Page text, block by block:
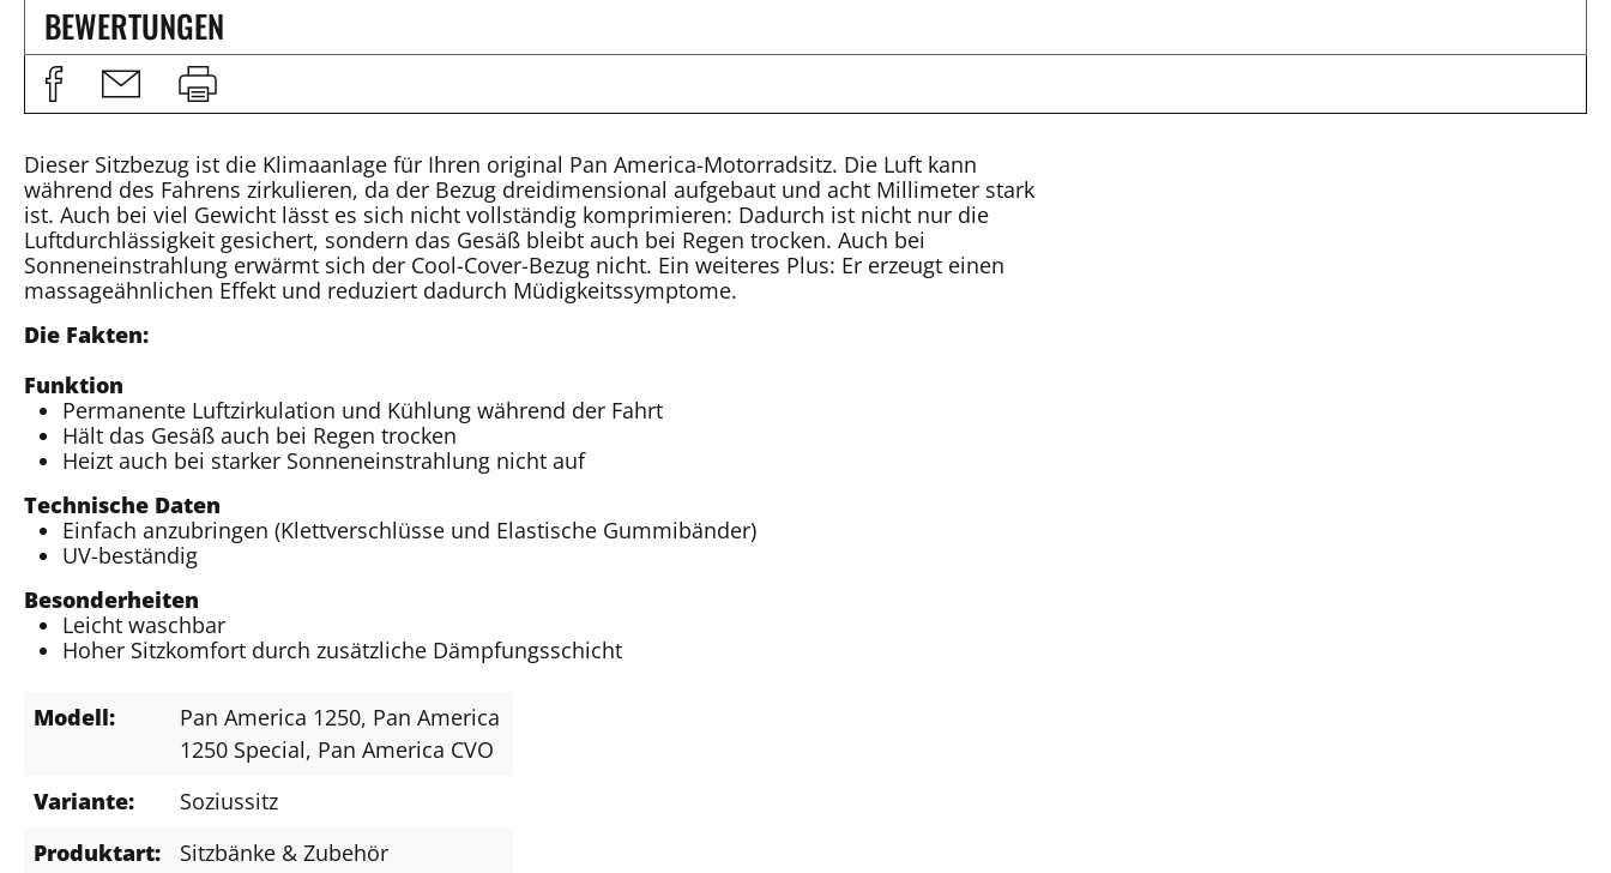
BEWERTUNGEN
Dieser Sitzbezug ist die Klimaanlage für Ihren original Pan America-Motorradsitz. Die Luft kann
während des Fahrens zirkulieren, da der Bezug dreidimensional aufgebaut und acht Millimeter stark
ist. Auch bei viel Gewicht lässt es sich nicht vollständig komprimieren: Dadurch ist nicht nur die
Luftdurchlässigkeit gesichert, sondern das Gesäß bleibt auch bei Regen trocken. Auch bei
Sonneneinstrahlung erwärmt sich der Cool-Cover-Bezug nicht. Ein weiteres Plus: Er erzeugt einen
massageähnlichen Effekt und reduziert dadurch Müdigkeitssymptome.
Die Fakten:
Funktion
Permanente Luftzirkulation und Kühlung während der Fahrt
Hält das Gesäß auch bei Regen trocken
Heizt auch bei starker Sonneneinstrahlung nicht auf
Technische Daten
Einfach anzubringen (Klettverschlüsse und Elastische Gummibänder)
UV-beständig
Besonderheiten
Leicht waschbar
Hoher Sitzkomfort durch zusätzliche Dämpfungsschicht
Modell: Pan America 1250, Pan America
1250 Special, Pan America CVO
Variante:
Soziussitz
Produktart:
Sitzbänke & Zubehör